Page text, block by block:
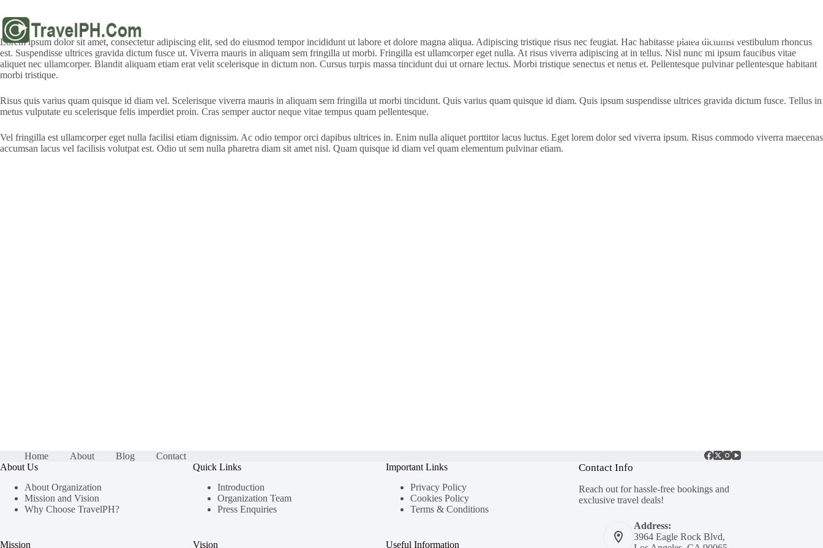
to
content
Lorem ipsum dolor sit amet, consectetur adipiscing elit, sed do eiusmod tempor incididunt ut labore et dolore magna aliqua. Adipiscing tristique risus nec feugiat. Hac habitasse platea dictumst vestibulum rhoncus
est. Suspendisse ultrices gravida dictum fusce ut. Viverra mauris in aliquam sem fringilla ut morbi. Fringilla est ullamcorper eget nulla. At risus viverra adipiscing at in tellus. Nisl nunc mi ipsum faucibus vitae
aliquet nec ullamcorper. Blandit aliquam etiam erat velit scelerisque in dictum non. Cursus turpis massa tincidunt dui ut ornare lectus. Morbi tristique senectus et netus et. Pellentesque pulvinar pellentesque habitant
morbi tristique.
Risus quis varius quam quisque id diam vel. Scelerisque viverra mauris in aliquam sem fringilla ut morbi tincidunt. Quis varius quam quisque id diam. Quis ipsum suspendisse ultrices gravida dictum fusce. Tellus in
metus vulputate eu scelerisque felis imperdiet proin. Cras semper auctor neque vitae tempus quam pellentesque.
Vel fringilla est ullamcorper eget nulla facilisi etiam dignissim. Ac odio tempor orci dapibus ultrices in. Enim nulla aliquet porttitor lacus luctus. Eget lorem dolor sed viverra ipsum. Risus commodo viverra maecenas
accumsan lacus vel facilisis volutpat est. Odio ut sem nulla pharetra diam sit amet nisl. Quam quisque id diam vel quam elementum pulvinar etiam.
Home About Blog
Contact
About Us
About Organization
Mission and Vision
Why Choose TravelPH?
Mission
Quick Links
Introduction
Organization Team
Press Enquiries
Vision
Important Links
Privacy Policy
Cookies Policy
Terms & Conditions
Useful Information
Contact Info
Reach out for hassle-free bookings and
exclusive travel deals!
Address:
3964 Eagle Rock Blvd,